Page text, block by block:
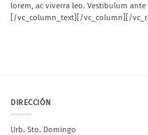
lorem, ac viverra leo. Vestibulum
[/vc_column_text][/vc_column][/
DIRECCIÓN
Urb. Sto. Domingo